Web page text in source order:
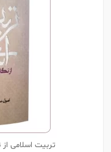
تربیت اسلامی از